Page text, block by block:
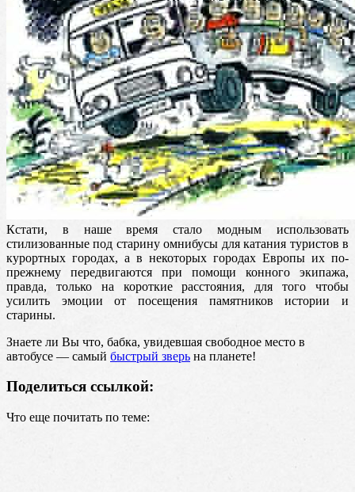
Кстати, в наше время стало модным использовать
стилизованные под старину омнибусы для катания туристов в
курортных городах, а в некоторых городах Европы их по-
прежнему передвигаются при помощи конного экипажа,
правда, только на короткие расстояния, для того чтобы
усилить эмоции от посещения памятников истории и
старины.
Знаете ли Вы что, бабка, увидевшая свободное место в
автобусе — самый быстрый зверь на планете!
Поделиться ссылкой:
Что еще почитать по теме: